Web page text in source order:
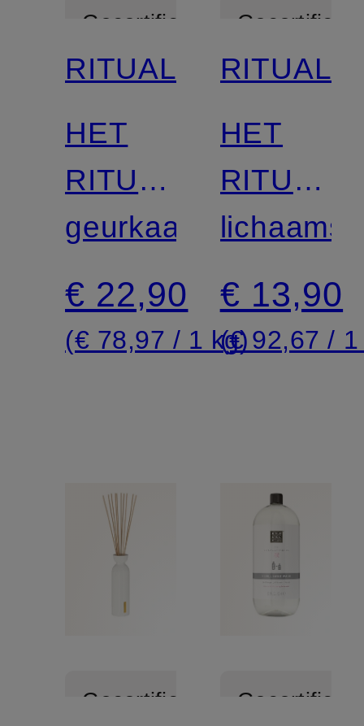
Gecertificeerd
RITUALS
HET
RITUEEL
VAN
SAKURA
geurkaars
€ 22,90
(€ 78,97 / 1 kg)
RITUALS
HET
RITUEEL
VAN
SAKURA
€ 13,90
(€ 92,67 /
Gecertificeerd